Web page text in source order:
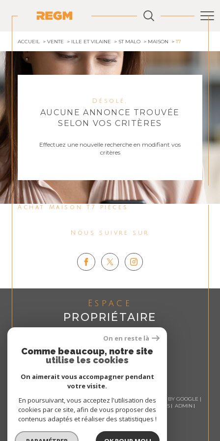
ACCUEIL VENTE ILLE ET VILAINE ST MALO MAISON T7
Désolé,
AUCUNE ANNONCE TROUVÉE
SELON VOS CRITÈRES
Effectuez une nouvelle recherche en modifiant vos
critères
Achat Maison T7 pièces
Nous suivre sur
Espace
PROPRIÉTAIRE
Se connecter
© 2026 | TOUS DROITS RÉSERVÉS | TRADUCTION POWERED BY GOOGLE |
NOS HONORAIRES
PLAN DU SITE MENTIONS LÉGALES
ADMIN
NOS LIENS
POLITIQUE RGPD COOKIES
On en reste là
Comme beaucoup, notre site
utilise les cookies
On aimerait vous accompagner pendant
votre visite.
En poursuivant, vous acceptez l'utilisation des
cookies par ce site, afin de vous proposer des
contenus adaptés et réaliser des statistiques !